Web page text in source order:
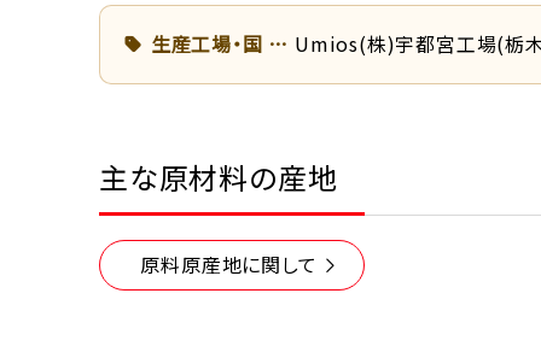
生産工場・国 Umios(株)宇都宮工場(栃
主な原材料の産地
原料原産地に関して